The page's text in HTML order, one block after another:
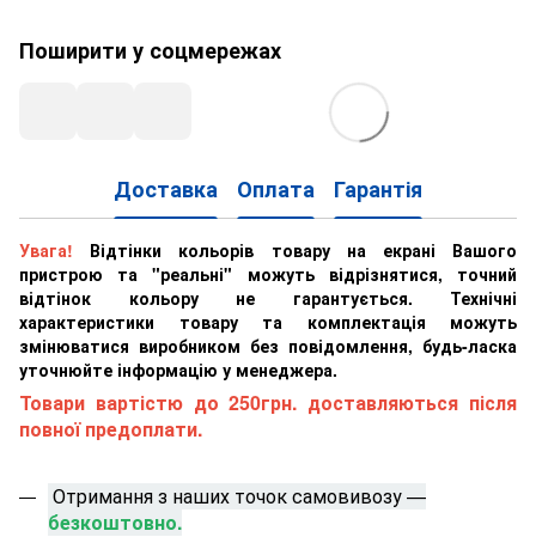
Поширити у соцмережах
Доставка Оплата Гарантія
Увага! Відтінки кольорів товару на екрані Вашого
пристрою та "реальні" можуть відрізнятися, точний
відтінок кольору не гарантується. Технічні
характеристики товару та комплектація можуть
змінюватися виробником без повідомлення, будь-ласка
уточнюйте інформацію у менеджера.
Товари вартістю до 250грн. доставляються після
повної предоплати.
Отримання з наших точок самовивозу —
безкоштовно.